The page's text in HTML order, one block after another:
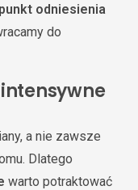
odniesienia
do
a nie zawsze
Dlatego
warto potraktować